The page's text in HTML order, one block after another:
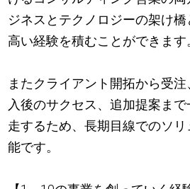
ジネスとテクノロジーの架け
高い経験を積むことができます
またクライアント開拓から受
入後のサクセス、追加提案ま
走するため、長期目線でのソ
能です。